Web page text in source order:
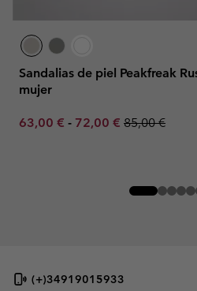
Sandalias de piel Peakfreak
mujer
Minimum sale price:
63,00 € - Maximum sale price:
72,00 € Regular price:
85,00 €
(+)34919015933